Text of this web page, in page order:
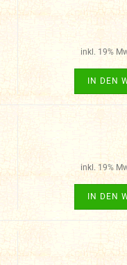
inkl. 19%
IN DEN
inkl. 19%
IN DEN